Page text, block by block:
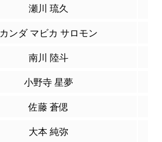
瀬川 琉久
カンダ マビカ サロモン
南川 陸斗
小野寺 星夢
佐藤 蒼偲
大本 純弥